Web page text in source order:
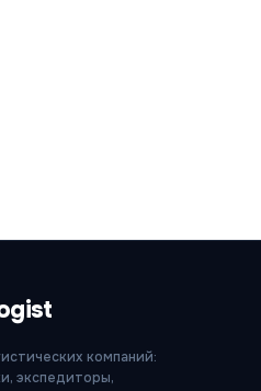
компаний:
экспедиторы,